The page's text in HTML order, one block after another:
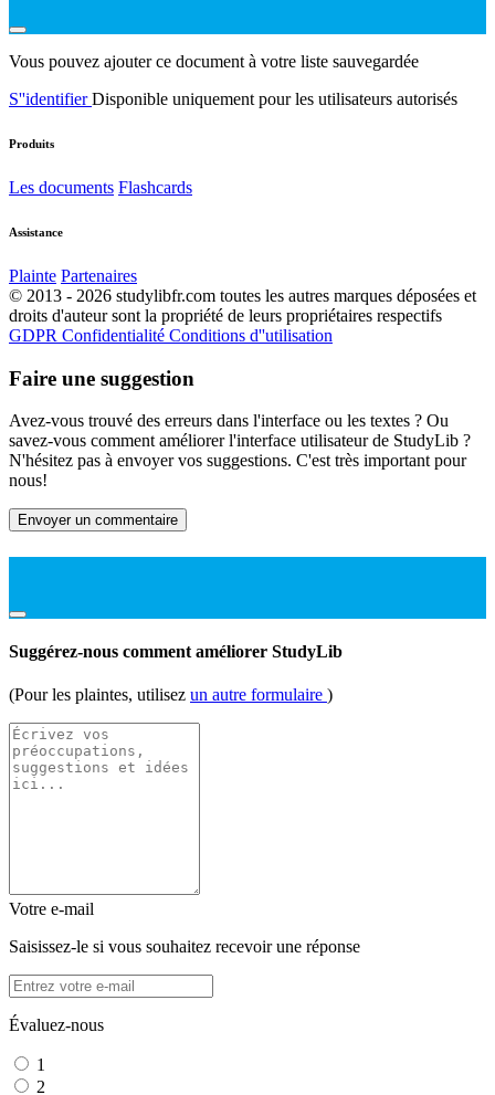
Vous pouvez ajouter ce document à votre liste sauvegardée
S''identifierDisponible uniquement pour les utilisateurs autorisés
Produits
Les documents Flashcards
Assistance
Plainte Partenaires
© 2013 - 2026 studylibfr.com toutes les autres marques déposées et
droits d'auteur sont la propriété de leurs propriétaires respectifs
GDPR Confidentialité Conditions d''utilisation
Faire une suggestion
Avez-vous trouvé des erreurs dans l'interface ou les textes ? Ou
savez-vous comment améliorer l'interface utilisateur de StudyLib ?
N'hésitez pas à envoyer vos suggestions. C'est très important pour
nous!
Envoyer un commentaire
Suggérez-nous comment améliorer StudyLib
(Pour les plaintes, utilisez un autre formulaire )
Votre e-mail
Saisissez-le si vous souhaitez recevoir une réponse
Évaluez-nous
1
2